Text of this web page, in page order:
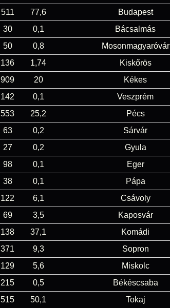
511 77,6 Budapest
30 0,1 Bácsalmás
50 0,8 Mosonmagyaróvár
136 1,74 Kiskőrös
909 20 Kékes
142 0,1 Veszprém
553 25,2 Pécs
63 0,2 Sárvár
27 0,2 Gyula
98 0,1 Eger
38 0,1 Pápa
122 6,1 Csávoly
69 3,5 Kaposvár
138 37,1 Komádi
371 9,3 Sopron
129 5,6 Miskolc
215 0,5 Békéscsaba
515 50,1 Tokaj